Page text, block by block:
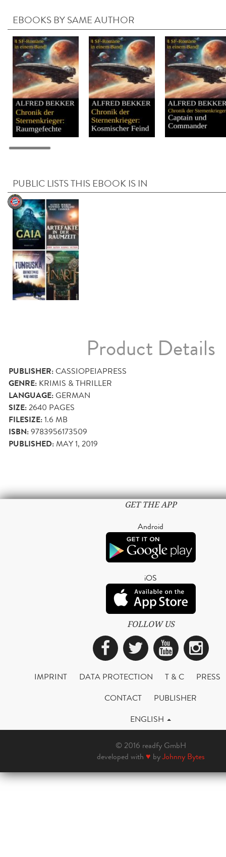
EBOOKS BY SAME AUTHOR
PUBLIC LISTS THIS EBOOK IS IN
Product Details
PUBLISHER:CASSIOPEIAPRESS
GENRE: KRIMIS & THRILLER
LANGUAGE:GERMAN
SIZE:2640 PAGES
FILESIZE:1.6 MB
ISBN:9783956173509
PUBLISHED:MAY 1, 2019
GET THE APP
Android
iOS
FOLLOW US
Facebook
Twitter
IMPRINT DATA PROTECTION T & C
PRESS
CONTACT
PUBLISHER
ENGLISH
© 2016 readfy GmbH
developed with ♥ byJohnny Bytes